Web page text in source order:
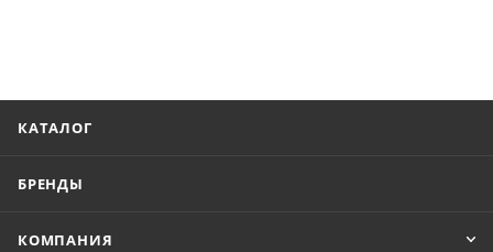
КАТАЛОГ
БРЕНДЫ
КОМПАНИЯ